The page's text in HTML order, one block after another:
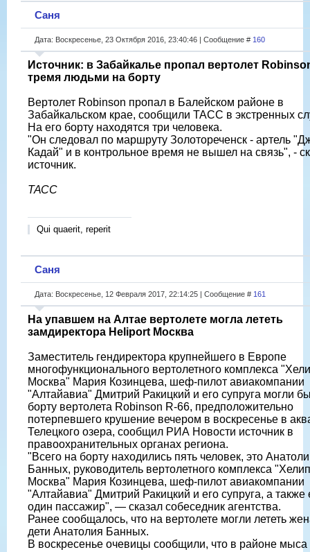
Саня
Дата: Воскресенье, 23 Октября 2016, 23:40:46 | Сообщение # 160
Источник: в Забайкалье пропал вертолет
тремя людьми на борту
Вертолет Robinson пропал в Балейском районе в
Забайкальском крае, сообщили ТАСС в экстренных
На его борту находятся три человека.
"Он следовал по маршруту Золотореченск - артель
Кадай" и в контрольное время не вышел на связь", -
источник.
ТАСС
Qui quaerit, reperit
Саня
Дата: Воскресенье, 12 Февраля 2017, 22:14:25 | Сообщение # 161
На упавшем на Алтае вертолете могла лететь
замдиректора Heliport Москва
Заместитель гендиректора крупнейшего в Европе
многофункционального вертолетного комплекса
Москва" Мария Козинцева, шеф-пилот авиакомпании
"Алтайавиа" Дмитрий Ракицкий и его супруга могли
борту вертолета Robinson R-66, предположительно
потерпевшего крушение вечером в воскресенье в
Телецкого озера, сообщил РИА Новости источник в
правоохранительных органах региона.
"Всего на борту находились пять человек, это
Банных, руководитель вертолетного комплекса
Москва" Мария Козинцева, шеф-пилот авиакомпании
"Алтайавиа" Дмитрий Ракицкий и его супруга, а
один пассажир", — сказал собеседник агентства.
Ранее сообщалось, что на вертолете могли лететь
дети Анатолия Банных.
В воскресенье очевицы сообщили, что в районе